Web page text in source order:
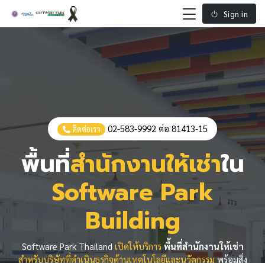
Sign in
ติดต่อเรา 02-583-9992 ต่อ 81413-15
พื้นที่สำนักงานให้เช่าใน
Software Park
Building
Software Park Thailand เปิดให้บริการ พื้นที่สำนักงานให้เช่า
สำหรับบริษัทที่ดำเนินธุรกิจด้านเทคโนโลยีและนวัตกรรมพร้อมสิ่ง